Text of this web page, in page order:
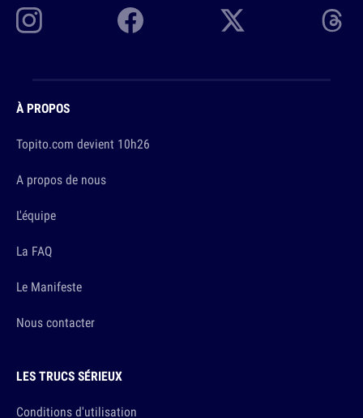
À PROPOS
Topito.com devient 10h26
A propos de nous
L'équipe
La FAQ
Le Manifeste
Nous contacter
LES TRUCS SÉRIEUX
Conditions d'utilisation